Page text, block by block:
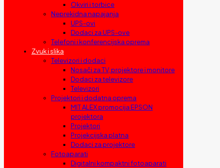
Okviri i torbice
Neprekidna napajanja
UPS-ovi
Dodaci za UPS-ove
Telefoni i konferencijska oprema
Zvuk i slika
Televizori i dodaci
Nosači za TV, projektore i monitore
Dodaci za televizore
Televizori
Projektori i dodatna oprema
MIT ALEX promocija EPSON
projektora
Projektori
Projekcijska platna
Dodaci za projektore
Fotoaparati
Digitalni kompaktni fotoaparati